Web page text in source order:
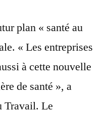
plan « santé au
« Les entreprises
à cette nouvelle
de santé », a
Travail. Le